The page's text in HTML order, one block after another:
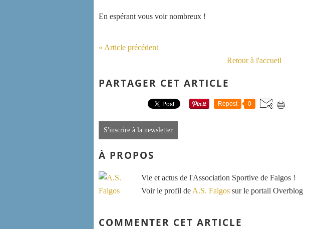
En espérant vous voir nombreux !
« Article précédent
Retour à l'accueil
PARTAGER CET ARTICLE
Repost 0
S'inscrire à la newsletter
À PROPOS
Vie et actus de l'Association Sportive de Falgos !
Voir le profil de A.S. Falgos sur le portail Overblog
COMMENTER CET ARTICLE